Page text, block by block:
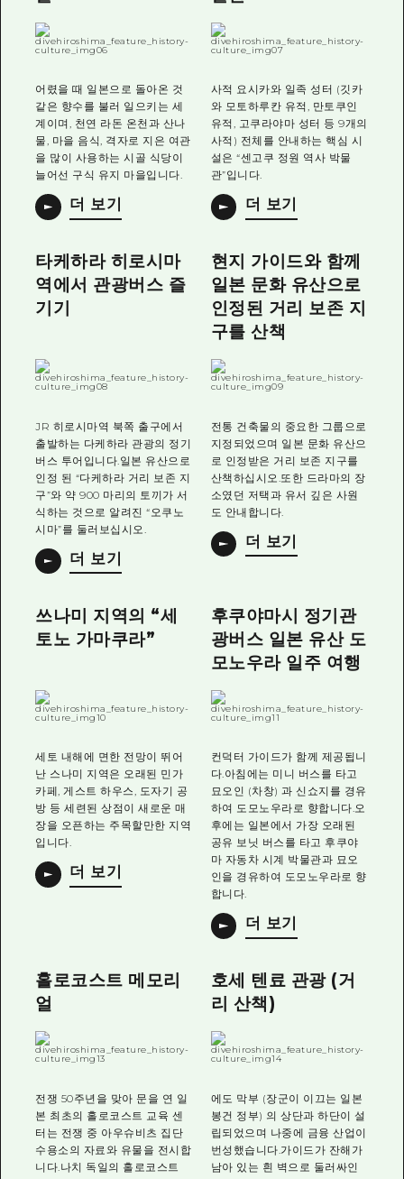
어렸을 때 일본으로 돌아온 것
같은 향수를 불러 일으키는 세
계이며, 천연 라돈 온천과 산나
물, 마을 음식, 격자로 지은 여관
을 많이 사용하는 시골 식당이
늘어선 구식 유지 마을입니다.
더 보기
사적 요시카와 일족 성터 (깃카
와 모토하루칸 유적, 만토쿠인
유적, 고쿠라야마 성터 등 9개의
사적) 전체를 안내하는 핵심 시
설은 “센고쿠 정원 역사 박물
관”입니다.
더 보기
타케하라 히로시마
역에서 관광버스 즐
기기
JR 히로시마역 북쪽 출구에서
출발하는 다케하라 관광의 정기
버스 투어입니다.일본 유산으로
인정 된 “다케하라 거리 보존 지
구”와 약 900 마리의 토끼가 서
식하는 것으로 알려진 “오쿠노
시마”를 둘러보십시오.
더 보기
현지 가이드와 함께
일본 문화 유산으로
인정된 거리 보존 지
구를 산책
전통 건축물의 중요한 그룹으로
지정되었으며 일본 문화 유산으
로 인정받은 거리 보존 지구를
산책하십시오.또한 드라마의 장
소였던 저택과 유서 깊은 사원
도 안내합니다.
더 보기
쓰나미 지역의 “세
토노 가마쿠라”
세토 내해에 면한 전망이 뛰어
난 스나미 지역은 오래된 민가
카페, 게스트 하우스, 도자기 공
방 등 세련된 상점이 새로운 매
장을 오픈하는 주목할만한 지역
입니다.
더 보기
후쿠야마시 정기관
광버스 일본 유산 도
모노우라 일주 여행
컨덕터 가이드가 함께 제공됩니
다.아침에는 미니 버스를 타고
묘오인 (차창) 과 신쇼지를 경유
하여 도모노우라로 향합니다.오
후에는 일본에서 가장 오래된
공유 보닛 버스를 타고 후쿠야
마 자동차 시계 박물관과 묘오
인을 경유하여 도모노우라로 향
합니다.
더 보기
홀로코스트 메모리
얼
전쟁 50주년을 맞아 문을 연 일
본 최초의 홀로코스트 교육 센
터는 전쟁 중 아우슈비츠 집단
수용소의 자료와 유물을 전시합
니다.나치 독일의 홀로코스트
호세 텐료 관광 (거
리 산책)
에도 막부 (장군이 이끄는 일본
봉건 정부) 의 상단과 하단이 설
립되었으며 나중에 금융 산업이
번성했습니다.가이드가 잔해가
남아 있는 흰 벽으로 둘러싸인